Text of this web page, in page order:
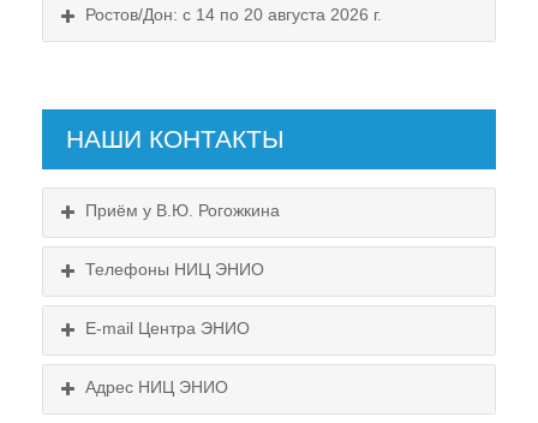
Схема проезда
Выходные:
Ростов/Дон: с 14 по 20 августа 2026 г.
Схема проезда
НАШИ КОНТАКТЫ
Приём у В.Ю. Рогожкина
Телефоны НИЦ ЭНИО
E-mail Центра ЭНИО
Адрес НИЦ ЭНИО